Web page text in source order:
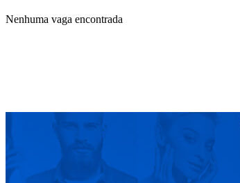
Nenhuma vaga encontrada